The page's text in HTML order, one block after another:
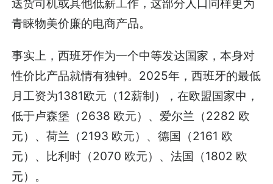
送货司机或其他低薪工作，这部分人口同样更为
青睐物美价廉的电商产品。
事实上，西班牙作为一个中等发达国家，本身对
性价比产品就情有独钟。2025年，西班牙的最低
月工资为1381欧元（12薪制），在欧盟国家中，
低于卢森堡（2638 欧元）、爱尔兰（2282 欧
元）、荷兰（2193 欧元）、德国（2161 欧
元）、比利时（2070 欧元）、法国（1802 欧
元）。